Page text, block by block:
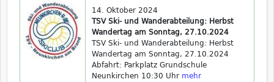
14. Oktober 2024
TSV Ski- und Wanderabteilung: Herbst
Wandertag am Sonntag, 27.10.2024
TSV Ski- und Wanderabteilung: Herbst
Wandertag am Sonntag, 27.10.2024
Abfahrt: Parkplatz Grundschule
Neunkirchen 10:30 Uhr mehr